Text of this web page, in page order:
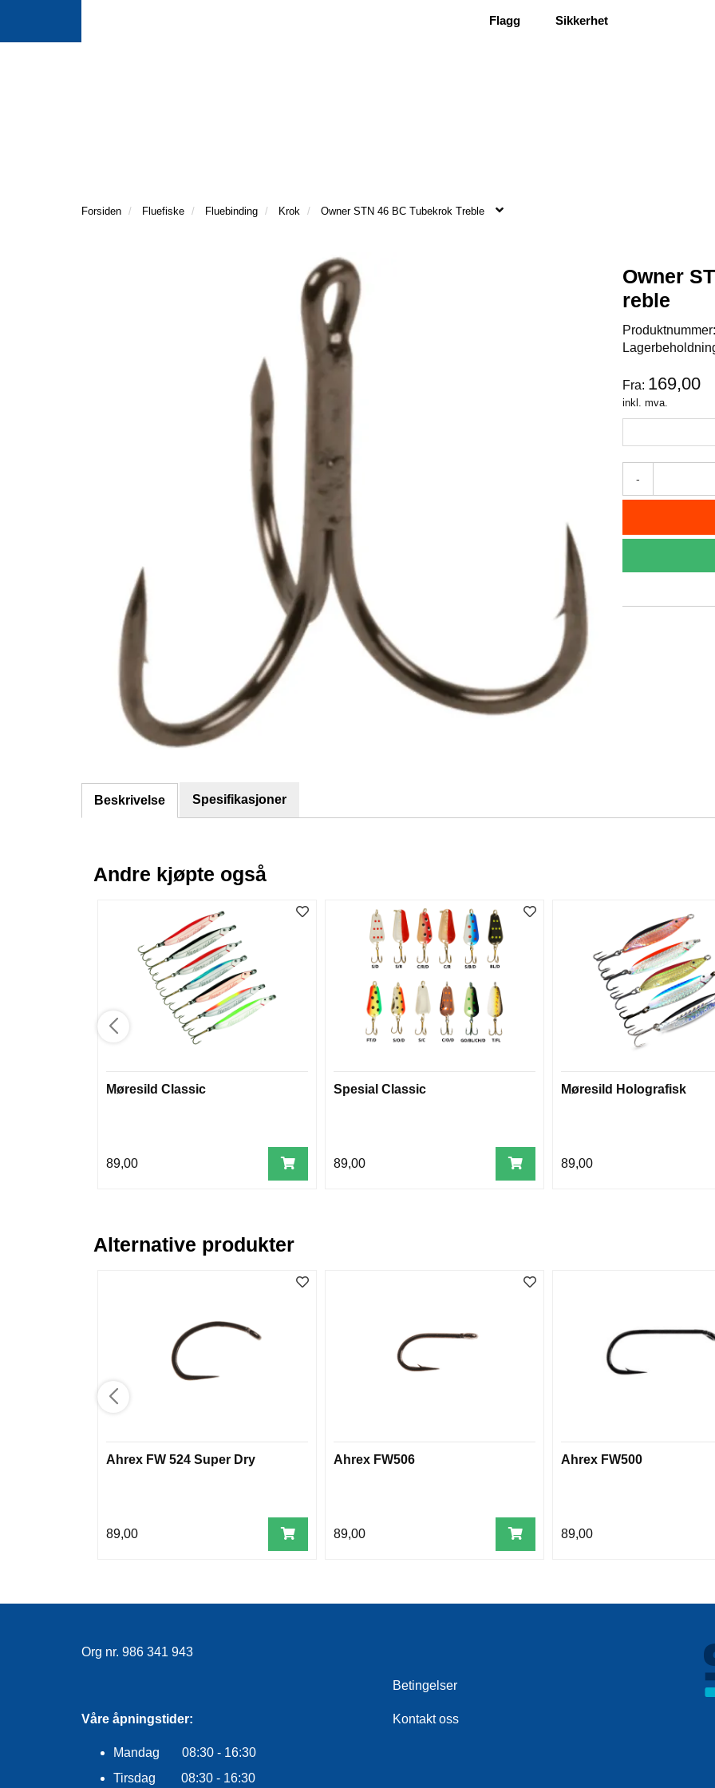
Flagg Sikkerhet
Forsiden Fluefiske Fluebinding Krok Owner STN 46 BC Tubekrok Treble
Owner
reble
Produktnummer:
Fra: 169,00
inkl. mva.
-
Beskrivelse Spesifikasjoner
Andre kjøpte også
Møresild Classic
89,00
Spesial Classic
89,00
Møresild Holografisk
89,00
Alternative produkter
Ahrex FW 524 Super Dry
89,00
Ahrex FW506
89,00
Ahrex FW500
89,00
Org nr. 986 341 943
Våre åpningstider:
Mandag 08:30 - 16:30
Tirsdag 08:30 - 16:30
Betingelser
Kontakt oss